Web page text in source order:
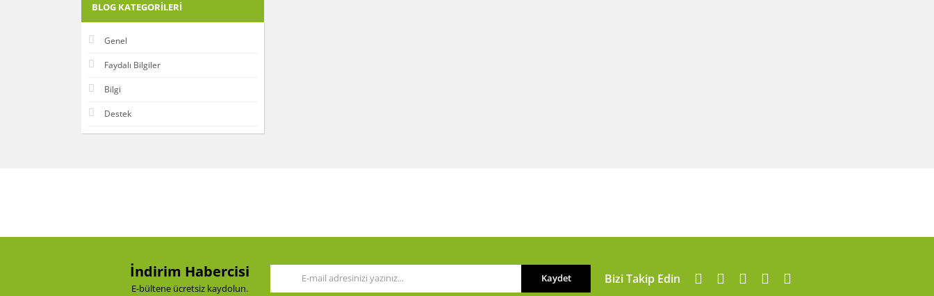
BLOG KATEGORILERI
Genel
Faydalı Bilgiler
Bilgi
Destek
İndirim Habercisi
E-bültene ücretsiz kaydolun.
Kaydet Bizi Takip Edin